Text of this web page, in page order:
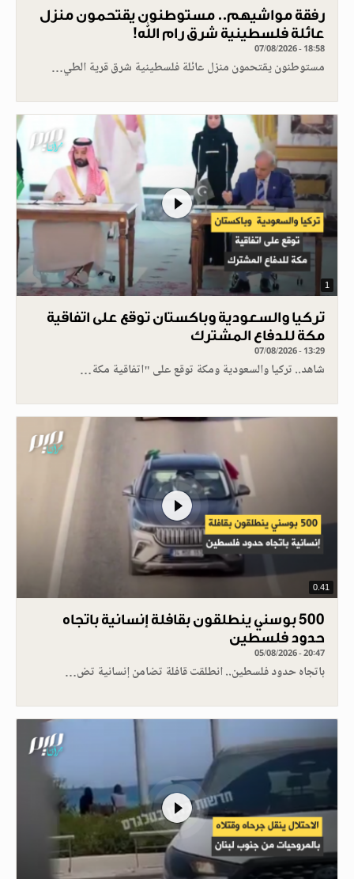
رفقة مواشيهم.. مستوطنون يقتحمون منزل
عائلة فلسطينية شرق رام الله!
07/08/2026 - 18:58
مستوطنون يقتحمون منزل عائلة فلسطينية شرق قرية الطي…
1
تركيا والسعودية وباكستان توقع على اتفاقية
مكة للدفاع المشترك
07/08/2026 - 13:29
شاهد.. تركيا والسعودية ومكة توقع على "اتفاقية مكة…
0.41
500 بوسني ينطلقون بقافلة إنسانية باتجاه
حدود فلسطين
05/08/2026 - 20:47
باتجاه حدود فلسطين.. انطلقت قافلة تضامن إنسانية تض…